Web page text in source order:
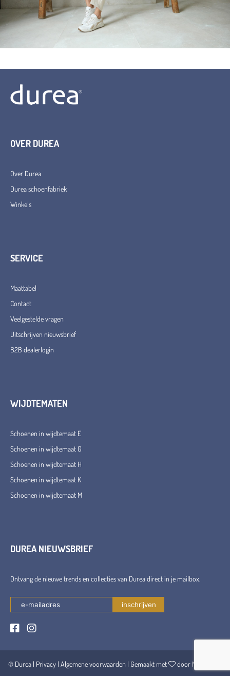
OVER DUREA
Over Durea
Durea schoenfabriek
Winkels
SERVICE
Maattabel
Contact
Veelgestelde vragen
Uitschrijven nieuwsbrief
B2B dealerlogin
WIJDTEMATEN
Schoenen in wijdtemaat E
Schoenen in wijdtemaat G
Schoenen in wijdtemaat H
Schoenen in wijdtemaat K
Schoenen in wijdtemaat M
DUREA NIEUWSBRIEF
Ontvang de nieuwe trends en collecties van Durea direct in je mailbox.
© Durea | Privacy| Algemene voorwaarden | Gemaakt met door Maerschalk